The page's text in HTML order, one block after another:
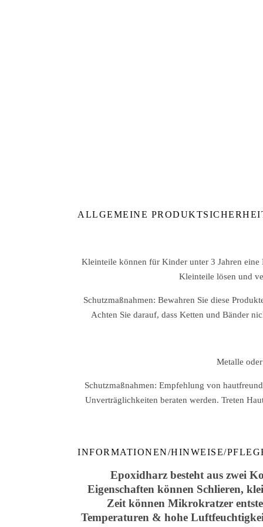
ALLGEMEINE
Kleinteile können für Kinder unter 3 Jahren eine
Kleinteile lösen und
Schutzmaßnahmen: Bewahren Sie diese
Achten Sie darauf, dass Ketten und Bänder
Metalle
Schutzmaßnahmen: Empfehlung von
Unverträglichkeiten beraten werden. Treten
INFORMATIONEN/HINWEISE/
Epoxidharz besteht aus zwei
Eigenschaften können Schlieren,
Zeit können Mikrokratzer
Temperaturen & hohe